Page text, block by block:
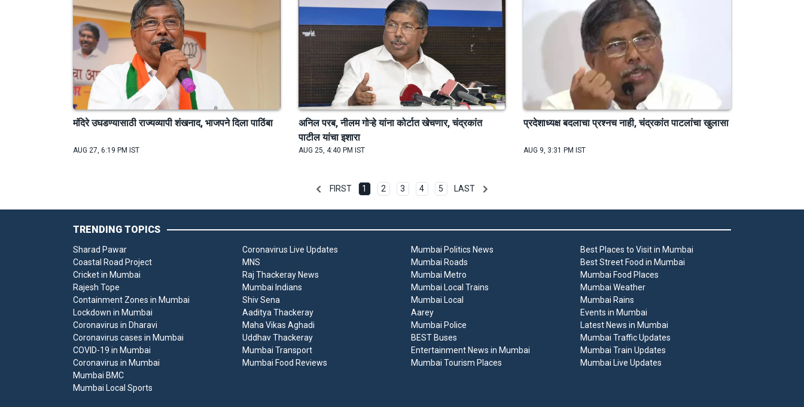
मंदिरे उघडण्यासाठी राज्यव्यापी शंखनाद, भाजपने दिला पाठिंबा
AUG 27, 6:19 PM IST
अनिल परब, नीलम गोऱ्हे यांना कोर्टात खेचणार, चंद्रकांत
पाटील यांचा इशारा
AUG 25, 4:40 PM IST
प्रदेशाध्यक्ष बदलाचा प्रश्नच नाही, चंद्रकांत पाटलांचा खुलासा
AUG 9, 3:31 PM IST
FIRST 1 2 3 4 5 LAST
TRENDING TOPICS
Sharad Pawar
Coastal Road Project
Cricket in Mumbai
Rajesh Tope
Containment Zones in Mumbai
Lockdown in Mumbai
Coronavirus in Dharavi
Coronavirus cases in Mumbai
COVID-19 in Mumbai
Coronavirus in Mumbai
Coronavirus Live Updates
MNS
Raj Thackeray News
Mumbai Indians
Shiv Sena
Aaditya Thackeray
Maha Vikas Aghadi
Uddhav Thackeray
Mumbai Transport
Mumbai Food Reviews
Mumbai Politics News
Mumbai Roads
Mumbai Metro
Mumbai Local Trains
Mumbai Local
Aarey
Mumbai Police
BEST Buses
Entertainment News in Mumbai
Mumbai Tourism Places
Best Places to Visit in Mumbai
Best Street Food in Mumbai
Mumbai Food Places
Mumbai Weather
Mumbai Rains
Events in Mumbai
Latest News in Mumbai
Mumbai Traffic Updates
Mumbai Train Updates
Mumbai Live Updates
Mumbai BMC
Mumbai Local Sports